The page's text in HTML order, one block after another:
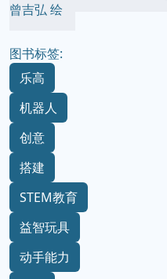
曾吉弘 绘
图书标签:
乐高
机器人
创意
搭建
STEM教育
益智玩具
动手能力